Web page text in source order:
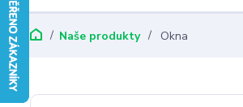
Naše produkty Okna